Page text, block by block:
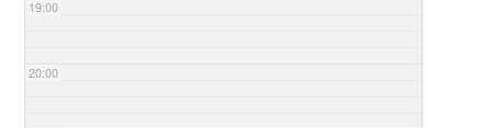
19:00
20:00